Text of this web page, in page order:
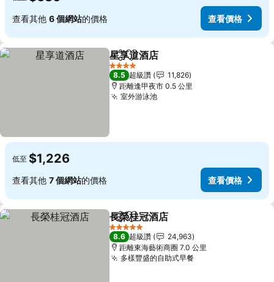
查看其他 6 個網站的價格 查看價格
分享 加入我的最愛
星享道酒店
4 星級
8.5 超級讚
11,826
距離逢甲夜市 0.5 公里
室外游泳池查看價格
低至 $1,226
查看其他 7 個網站的價格 查看價格
分享 加入我的最愛
長榮桂冠酒店
5 星級
8.6 超級讚
24,963
距離東海藝術商圈 7.0 公里
多樣豐盛的自助式早餐查看價格